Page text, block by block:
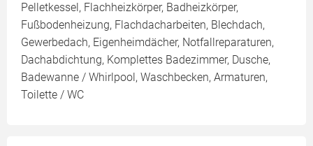
Pelletkessel, Flachheizkörper, Badheizkörper,
Fußbodenheizung, Flachdacharbeiten, Blechdach,
Gewerbedach, Eigenheimdächer, Notfallreparaturen,
Dachabdichtung, Komplettes Badezimmer, Dusche,
Badewanne / Whirlpool, Waschbecken, Armaturen,
Toilette / WC